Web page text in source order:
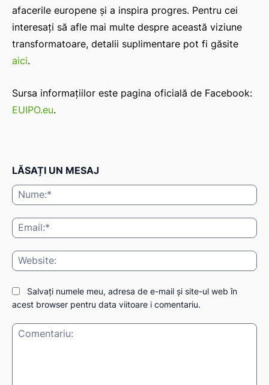
afacerile europene și a inspira progres. Pentru cei
interesați să afle mai multe despre această viziune
transformatoare, detalii suplimentare pot fi găsite
aici.
Sursa informațiilor este pagina oficială de Facebook:
EUIPO.eu.
LĂSAȚI UN MESAJ
Salvați numele meu, adresa de e-mail și site-ul web în
acest browser pentru data viitoare i comentariu.